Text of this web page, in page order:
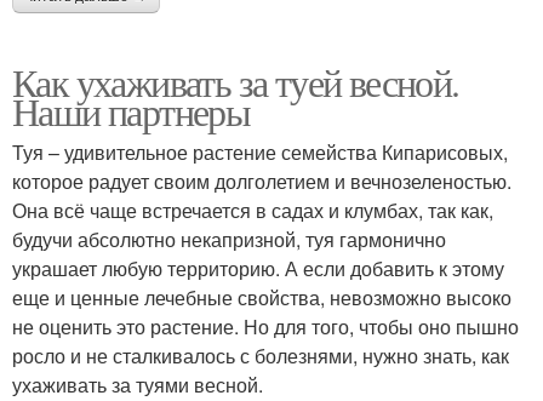
Как ухаживать за туей весной.
Наши партнеры
Туя – удивительное растение семейства Кипарисовых,
которое радует своим долголетием и вечнозеленостью.
Она всё чаще встречается в садах и клумбах, так как,
будучи абсолютно некапризной, туя гармонично
украшает любую территорию. А если добавить к этому
еще и ценные лечебные свойства, невозможно высоко
не оценить это растение. Но для того, чтобы оно пышно
росло и не сталкивалось с болезнями, нужно знать, как
ухаживать за туями весной.